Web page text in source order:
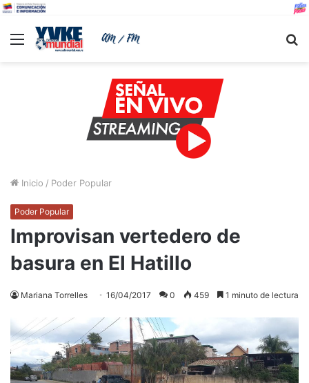
Menu
Inicio / Poder Popular
Poder Popular
Improvisan vertedero de
basura en El Hatillo
Mariana Torrelles 16/04/2017 0 459 1 minuto de lectura